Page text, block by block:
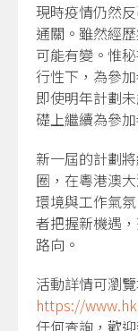
現時疫情仍然
通關。雖然經
可能有變。惟
行性下，為參
即使明年計劃
礎上繼續為參
新一屆的計劃
圈，在粵港澳
環境與工作氣
者把握新機遇
路向。
活動詳情可瀏
https://
任何查詢，歡